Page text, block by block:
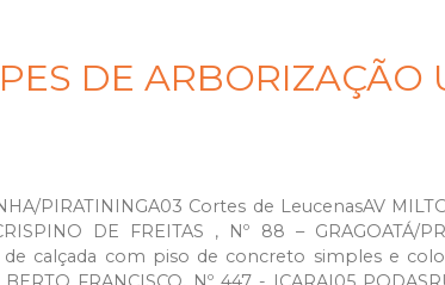
DE ARBORIZAÇÃO
PIRATININGA03 Cortes de LeucenasAV
DE FREITAS , Nº 88 – GRAGOATÁ/
de calçada com piso de concreto simples e